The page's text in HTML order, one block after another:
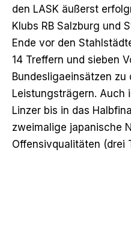
den LASK äußerst
Klubs RB Salzburg und
Ende vor den
14 Treffern und sieben
Bundesligaeinsätzen zu
Leistungsträgern. Auch
Linzer bis in das
zweimalige japanische
Offensivqualitäten (drei